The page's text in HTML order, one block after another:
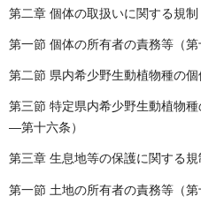
第二章 個体の取扱いに関する規制
第一節 個体の所有者の責務等（第
第二節 県内希少野生動植物種の個
第三節 特定県内希少野生動植物
―第十六条）
第三章 生息地等の保護に関する規
第一節 土地の所有者の責務等（第